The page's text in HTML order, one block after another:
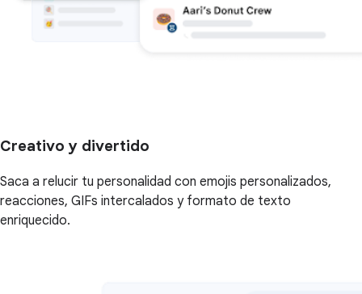
Creativo y divertido
Saca a relucir tu personalidad con emojis personalizados,
reacciones, GIFs intercalados y formato de texto
enriquecido.